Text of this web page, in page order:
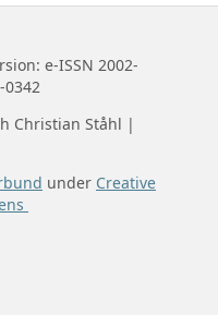
e-ISSN 2002-
0342
Christian Ståhl |
under Creative